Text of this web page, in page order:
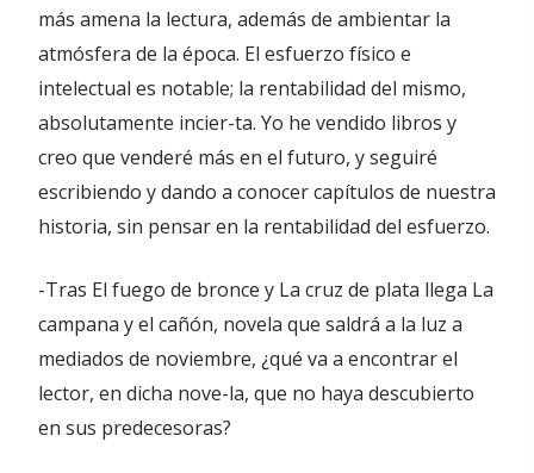
más amena la lectura, además de ambientar la
atmósfera de la época. El esfuerzo físico e
intelectual es notable; la rentabilidad del mismo,
absolutamente incier-ta. Yo he vendido libros y
creo que venderé más en el futuro, y seguiré
escribiendo y dando a conocer capítulos de nuestra
historia, sin pensar en la rentabilidad del esfuerzo.
-Tras El fuego de bronce y La cruz de plata llega La
campana y el cañón, novela que saldrá a la luz a
mediados de noviembre, ¿qué va a encontrar el
lector, en dicha nove-la, que no haya descubierto
en sus predecesoras?